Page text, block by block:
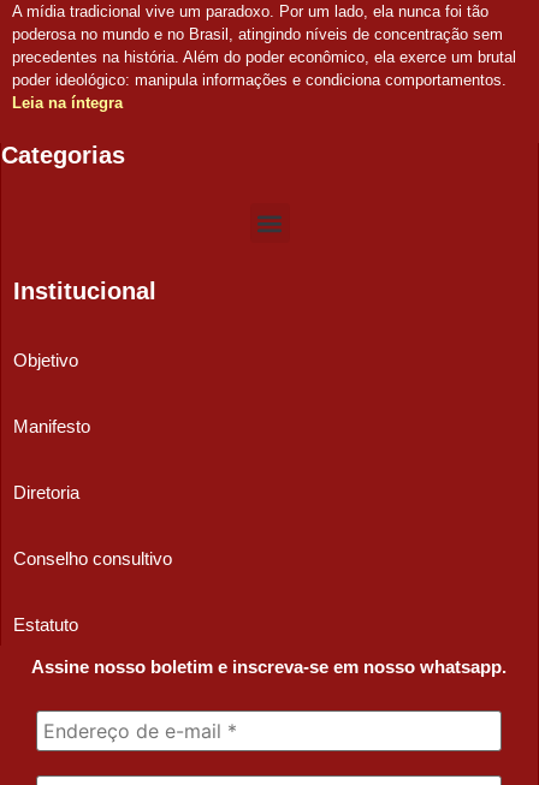
A mídia tradicional vive um paradoxo. Por um lado, ela nunca foi tão
poderosa no mundo e no Brasil, atingindo níveis de concentração sem
precedentes na história. Além do poder econômico, ela exerce um brutal
poder ideológico: manipula informações e condiciona comportamentos.
Leia na íntegra
Categorias
Institucional
Objetivo
Manifesto
Diretoria
Conselho consultivo
Estatuto
Assine nosso boletim e inscreva-se em nosso whatsapp.